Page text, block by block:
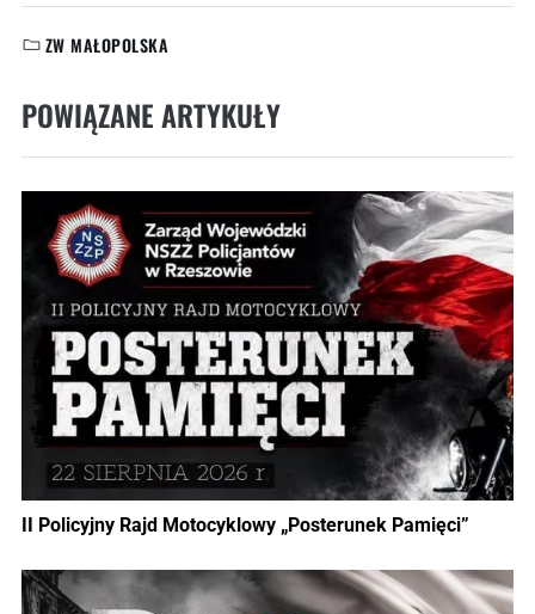
KATEGORIE:
ZW MAŁOPOLSKA
POWIĄZANE ARTYKUŁY
II Policyjny Rajd Motocyklowy „Posterunek Pamięci”